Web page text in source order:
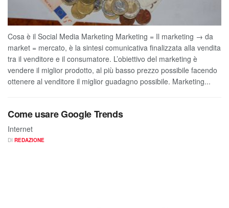
Cosa è il Social Media Marketing Marketing = Il marketing → da
market = mercato, è la sintesi comunicativa finalizzata alla vendita
tra il venditore e il consumatore. L’obiettivo del marketing è
vendere il miglior prodotto, al più basso prezzo possibile facendo
ottenere al venditore il miglior guadagno possibile. Marketing...
Come usare Google Trends
Internet
DI REDAZIONE